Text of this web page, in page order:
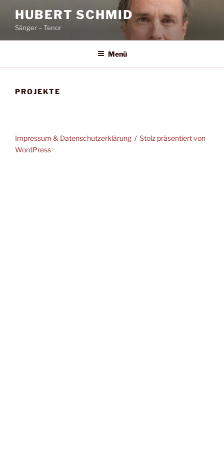
Inhalt
springen
HUBERT SCHMID
Sänger – Tenor
Menü
PROJEKTE
Impressum & Datenschutzerklärung
Stolz präsentiert von
WordPress